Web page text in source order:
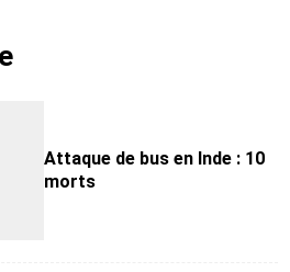
Attaque de bus en Inde : 10
morts